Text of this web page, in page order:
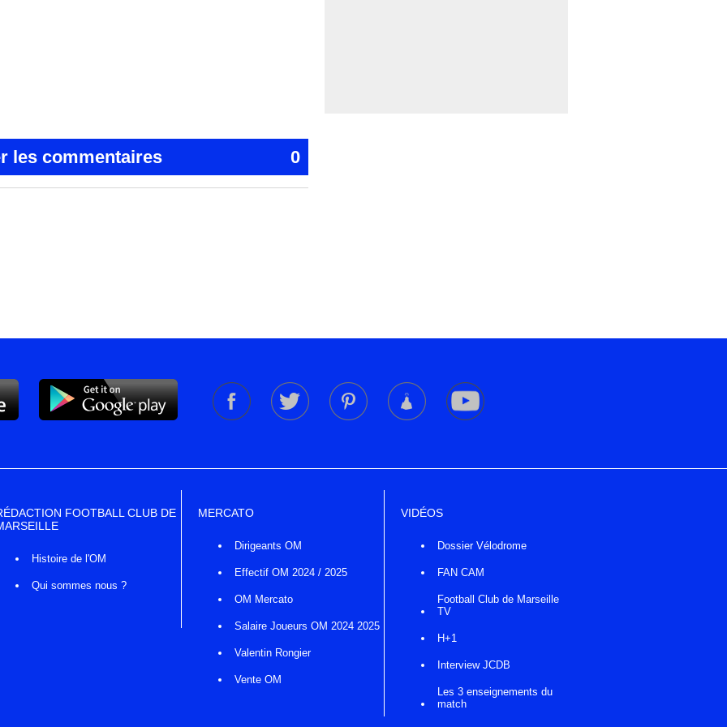
les commentaires 0
FOOTBALL CLUB DE
Histoire de l'OM
Qui sommes nous ?
MERCATO
Dirigeants OM
Effectif OM 2024 / 2025
OM Mercato
Salaire Joueurs OM 2024 2025
Valentin Rongier
Vente OM
VIDÉOS
Dossier Vélodrome
FAN CAM
Football Club de Marseille
TV
H+1
Interview JCDB
Les 3 enseignements du
match